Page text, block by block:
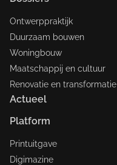
Ontwerppraktijk
Duurzaam bouwen
Woningbouw
Maatschappij en cultuur
Renovatie en transformatie
Actueel
Platform
Printuitgave
Digimazine